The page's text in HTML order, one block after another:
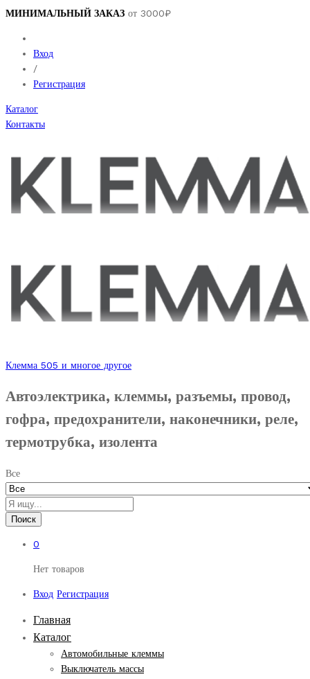
МИНИМАЛЬНЫЙ ЗАКАЗ от 3000₽
Вход
/
Регистрация
Каталог
Контакты
Клемма 505 и многое другое
Автоэлектрика, клеммы, разъемы, провод,
гофра, предохранители, наконечники, реле,
термотрубка, изолента
Все
Поиск
0
Нет товаров
Вход Регистрация
Главная
Каталог
Автомобильные клеммы
Выключатель массы